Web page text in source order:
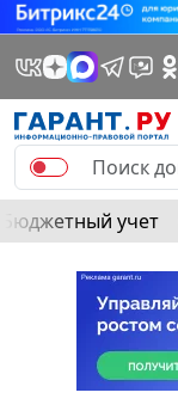
Бюджетный учет